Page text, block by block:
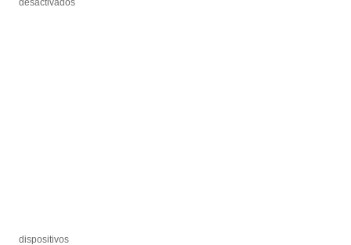
desactivados
desactivados
dispositivos
dispositivos